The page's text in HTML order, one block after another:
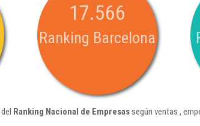
17.566
Ranking Barcelona
Ranking Nacional de Empresassegún ventas ,